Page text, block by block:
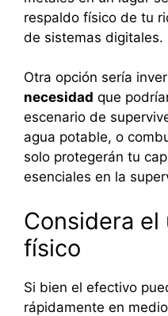
respaldo físico de tu
de sistemas digitales.
Otra opción sería
necesidad que
escenario de
agua potable, o
solo protegerán tu
esenciales en la
Considera
físico
Si bien el efectivo
rápidamente en